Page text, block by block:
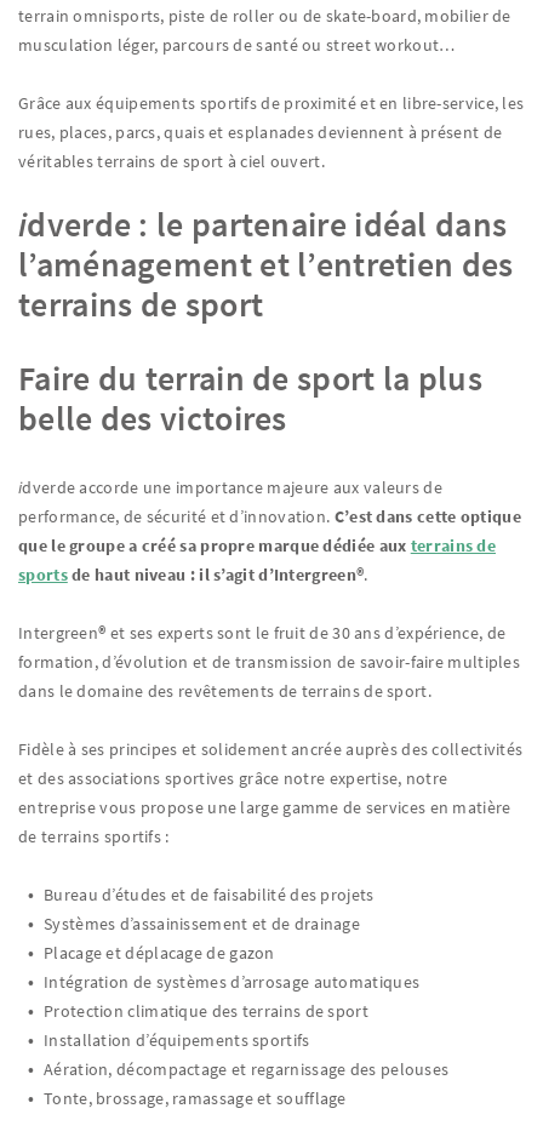
terrain omnisports, piste de roller ou de skate-board, mobilier de
musculation léger, parcours de santé ou street workout…
Grâce aux équipements sportifs de proximité et en libre-service, les
rues, places, parcs, quais et esplanades deviennent à présent de
véritables terrains de sport à ciel ouvert.
idverde : le partenaire idéal dans
l’aménagement et l’entretien des
terrains de sport
Faire du terrain de sport la plus
belle des victoires
idverde accorde une importance majeure aux valeurs de
performance, de sécurité et d’innovation. C’est dans cette optique
que le groupe a créé sa propre marque dédiée aux terrains de
sportsde haut niveau : il s’agit d’Intergreen®.
Intergreen® et ses experts sont le fruit de 30 ans d’expérience, de
formation, d’évolution et de transmission de savoir-faire multiples
dans le domaine des revêtements de terrains de sport.
Fidèle à ses principes et solidement ancrée auprès des collectivités
et des associations sportives grâce notre expertise, notre
entreprise vous propose une large gamme de services en matière
de terrains sportifs :
Bureau d’études et de faisabilité des projets
Systèmes d’assainissement et de drainage
Placage et déplacage de gazon
Intégration de systèmes d’arrosage automatiques
Protection climatique des terrains de sport
Installation d’équipements sportifs
Aération, décompactage et regarnissage des pelouses
Tonte, brossage, ramassage et soufflage